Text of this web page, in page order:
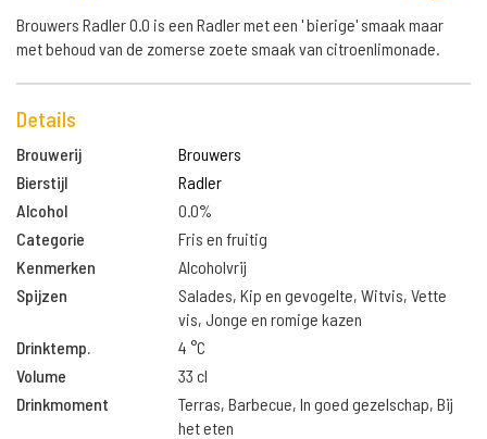
Brouwers Radler 0.0 is een Radler met een ' bierige' smaak maar
met behoud van de zomerse zoete smaak van citroenlimonade.
Details
Brouwerij
Brouwers
Bierstijl
Radler
Alcohol
0.0%
Categorie
Fris en fruitig
Kenmerken
Alcoholvrij
Spijzen
Salades, Kip en gevogelte, Witvis, Vette
vis, Jonge en romige kazen
Drinktemp.
4 °C
Volume
33 cl
Drinkmoment
Terras, Barbecue, In goed gezelschap, Bij
het eten